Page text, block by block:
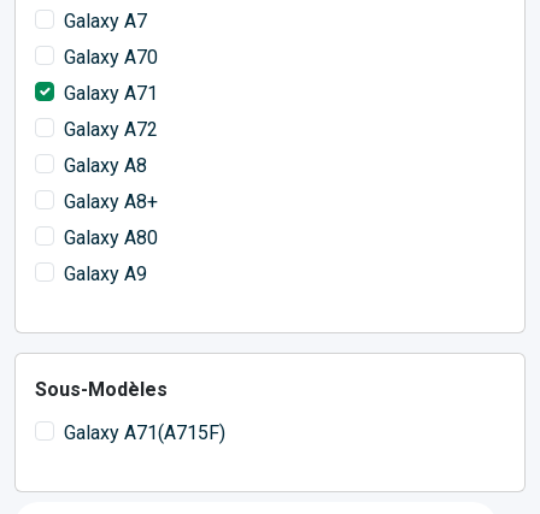
Galaxy A7
Galaxy A70
Galaxy A71
Galaxy A72
Galaxy A8
Galaxy A8+
Galaxy A80
Galaxy A9
Sous-Modèles
Galaxy A71(A715F)